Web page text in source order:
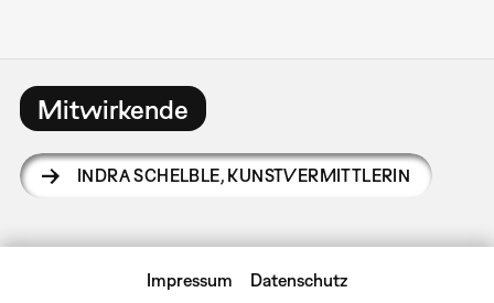
Mitwirkende
INDRA SCHELBLE, KUNSTVERMITTLERIN
Impressum Datenschutz